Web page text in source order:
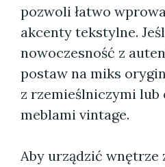
pozwoli łatwo
akcenty tekstylne.
nowoczesność z
postaw na miks
z rzemieślniczymi
meblami vintage.
Aby urządzić wnętrze